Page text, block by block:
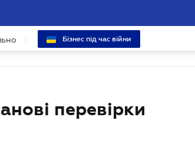
Бізнес під час війни
перевірки